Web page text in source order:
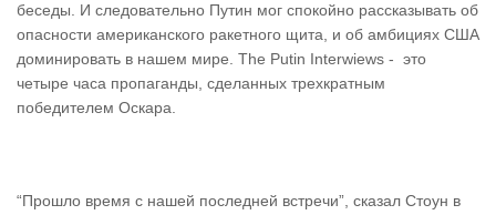
беседы. И следовательно Путин мог спокойно рассказывать об
опасности американского ракетного щита, и об амбициях США
доминировать в нашем мире. The Putin Interwiews - это
четыре часа пропаганды, сделанных трехкратным
победителем Оскара.
“Прошло время с нашей последней встречи”, сказал Стоун в